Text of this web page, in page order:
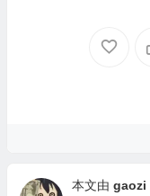
本文由 gaozi